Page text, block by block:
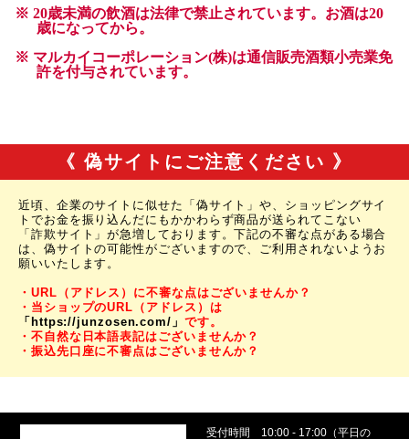
《 偽サイトにご注意ください 》
近頃、企業のサイトに似せた「偽サイト」や、ショッピングサイ
トでお金を振り込んだにもかかわらず商品が送られてこない
「詐欺サイト」が急増しております。下記の不審な点がある場合
は、偽サイトの可能性がございますので、ご利用されないようお
願いいたします。
・URL（アドレス）に不審な点はございませんか？
・当ショップのURL（アドレス）は
「https://junzosen.com/」 です。
・不自然な日本語表記はございませんか？
・振込先口座に不審点はございませんか？
受付時間
10:00 - 17:00（平日の